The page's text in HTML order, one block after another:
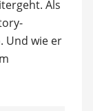
Als
Und wie er